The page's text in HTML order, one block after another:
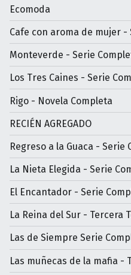
Ecomoda
Cafe con aroma de mujer -
Monteverde - Serie
Los Tres Caines - Serie
Rigo - Novela Completa
RECIÉN AGREGADO
Regreso a la Guaca - Serie
La Nieta Elegida - Serie
El Encantador - Serie
La Reina del Sur - Tercera
Las de Siempre Serie
Las muñecas de la mafia -